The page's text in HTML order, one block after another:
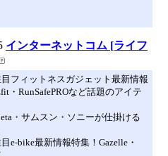
インターネットコム [ライフ
目フィットネスガジェット最新情報
・RunSafePROなど話題のアイテ
・サムスン・ソニーが仕掛ける
e-bike最新情報特集！Gazelle・